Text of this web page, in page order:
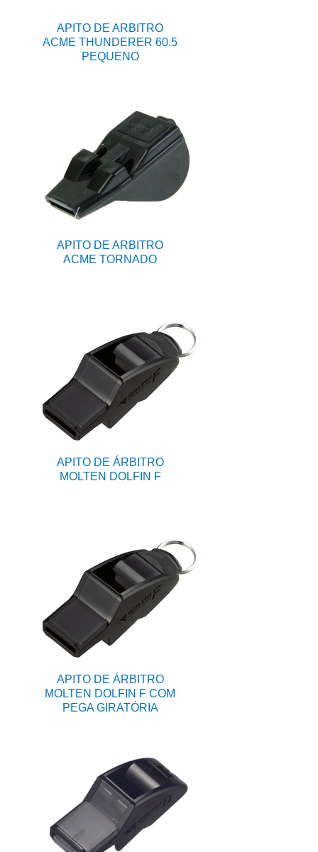
APITO DE ARBITRO
ACME THUNDERER 60.5
PEQUENO
APITO DE ARBITRO
ACME TORNADO
APITO DE ÁRBITRO
MOLTEN DOLFIN F
APITO DE ÁRBITRO
MOLTEN DOLFIN F COM
PEGA GIRATÓRIA